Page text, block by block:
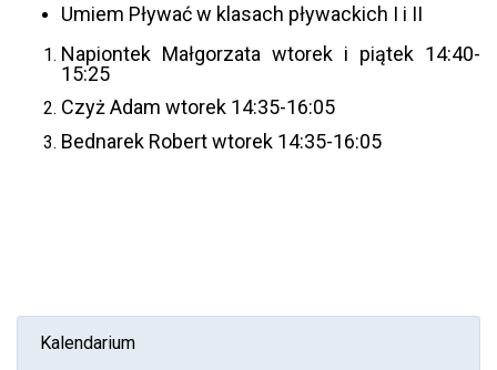
Umiem Pływać w klasach pływackich I i II
Napiontek Małgorzata wtorek i piątek 14:40-
15:25
Czyż Adam wtorek 14:35-16:05
Bednarek Robert wtorek 14:35-16:05
Kalendarium